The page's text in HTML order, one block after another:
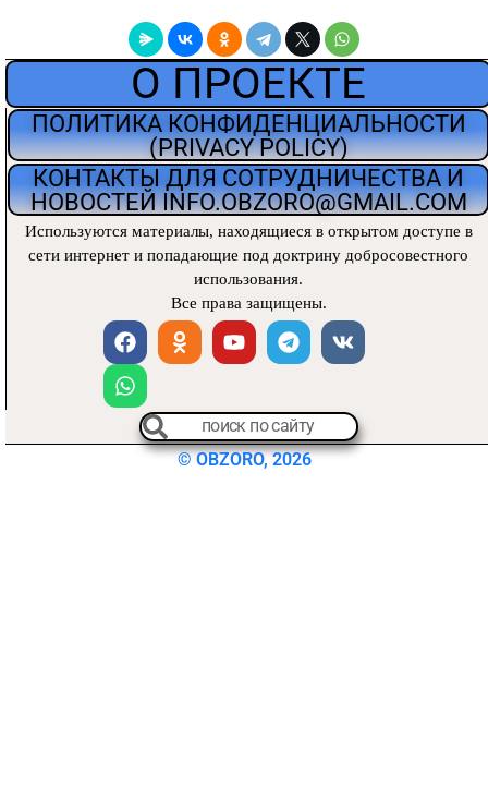
О ПРОЕКТЕ
ПОЛИТИКА КОНФИДЕНЦИАЛЬНОСТИ
(PRIVACY POLICY)
КОНТАКТЫ ДЛЯ СОТРУДНИЧЕСТВА И
НОВОСТЕЙ INFO.OBZORO@GMAIL.COM
Используются материалы, находящиеся в открытом доступе в
сети интернет и попадающие под доктрину добросовестного
использования.
Все права защищены.
© OBZORO, 2026